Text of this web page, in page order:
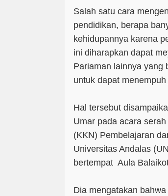
Salah satu cara
pendidikan, berapa
kehidupannya karena
ini diharapkan dapat
Pariaman lainnya yang
untuk dapat
Hal tersebut
Umar pada acara
(KKN) Pembelajaran
Universitas Andalas
bertempat Aula
Dia mengatakan